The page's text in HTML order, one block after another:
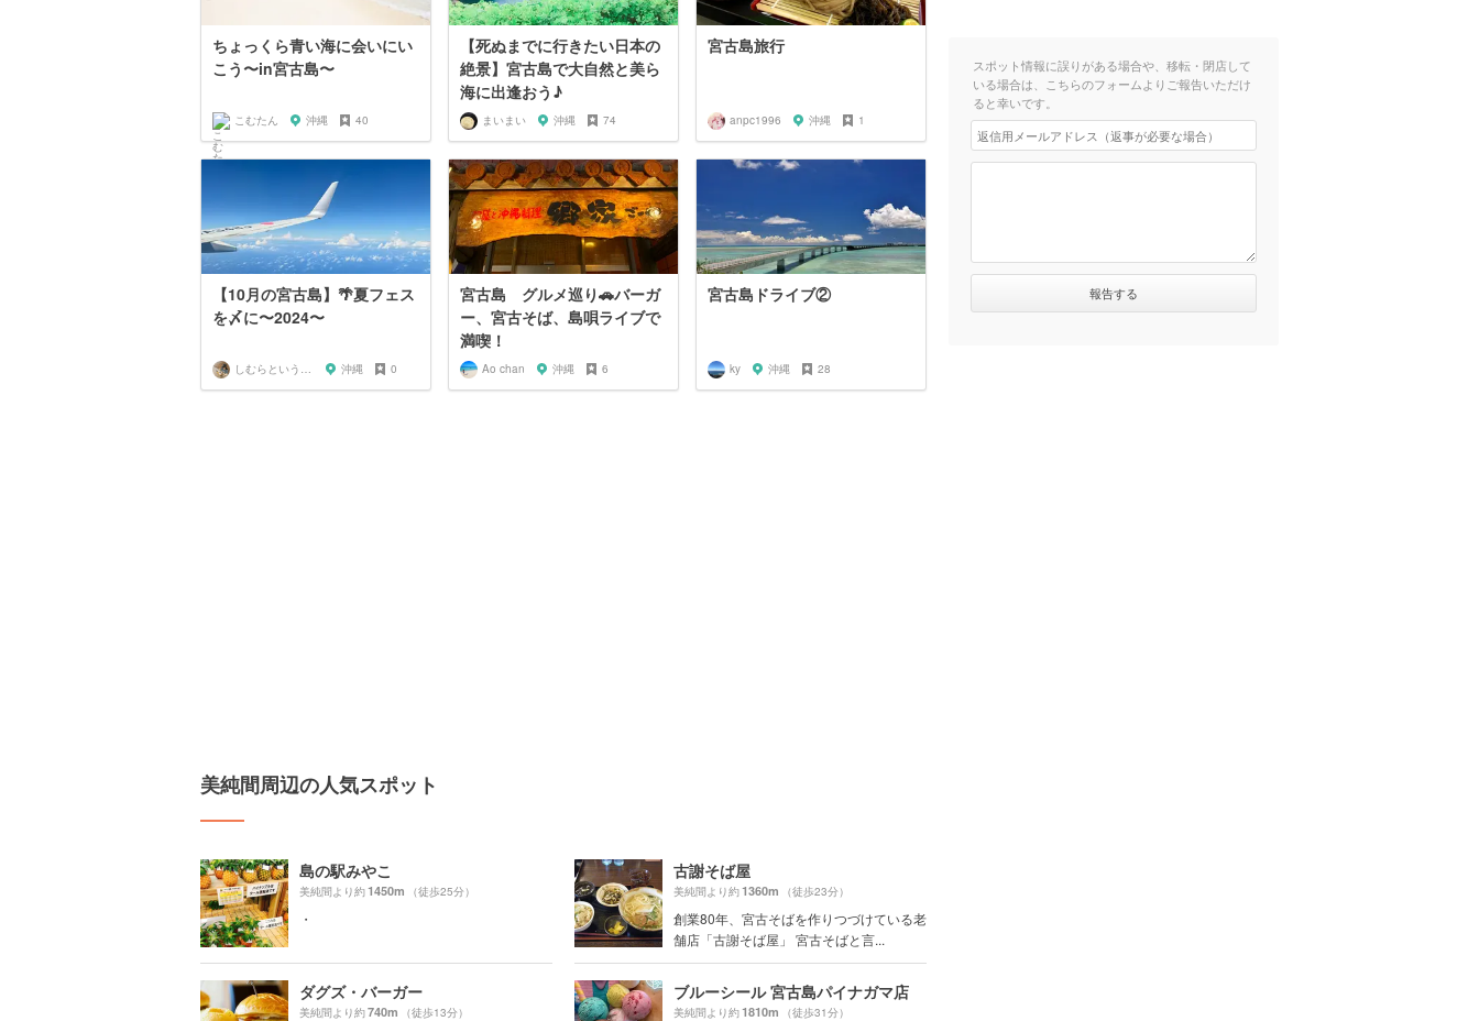
ちょっくら青い海に会いにい
こう〜in宮古島〜
こむたん 沖縄 40
【死ぬまでに行きたい日本の
絶景】宮古島で大自然と美ら
海に出逢おう♪
まいまい 沖縄 74
宮古島旅行
anpc1996 沖縄 1
【10月の宮古島】🌴夏フェス
を〆に〜2024〜
しむらというもの 沖縄 0
宮古島 グルメ巡り🚗バーガ
ー、宮古そば、島唄ライブで
満喫！
Ao chan 沖縄 6
宮古島ドライブ②
ky 沖縄 28
美純間周辺の人気スポット
島の駅みやこ
美純間より約1450m （徒歩25分）
・
古謝そば屋
美純間より約1360m （徒歩23分）
創業80年、宮古そばを作りつづけている老
舗店「古謝そば屋」 宮古そばと言...
ダグズ・バーガー
美純間より約740m （徒歩13分）
ブルーシール 宮古島パイナガマ店
美純間より約1810m （徒歩31分）
スポット情報に誤りがある場合や、移転・閉店して
いる場合は、こちらのフォームよりご報告いただけ
ると幸いです。